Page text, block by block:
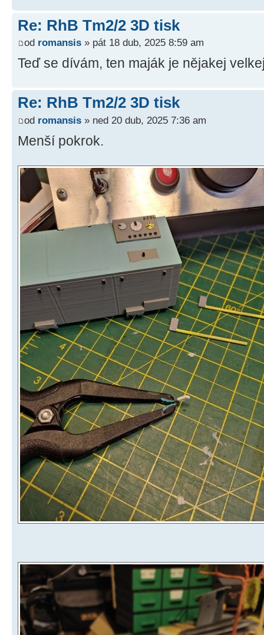
Re: RhB Tm2/2 3D tisk
od romansis » pát 18 dub, 2025 8:59 am
Teď se dívám, ten maják je nějakej
Re: RhB Tm2/2 3D tisk
od romansis » ned 20 dub, 2025 7:36 am
Menší pokrok.